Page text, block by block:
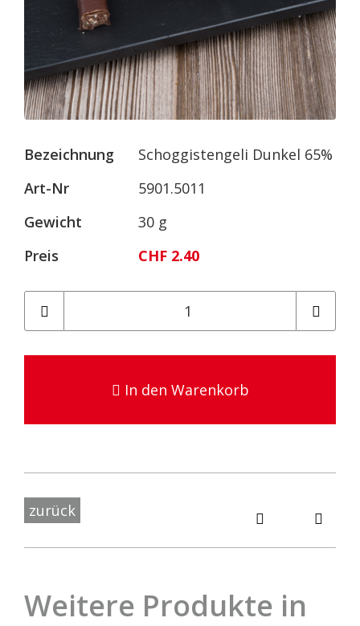
Bezeichnung
Schoggistengeli Dunkel 65%
Art-Nr
5901.5011
Gewicht
30 g
Preis
CHF 2.40
In den Warenkorb
zurück
Weitere Produkte in